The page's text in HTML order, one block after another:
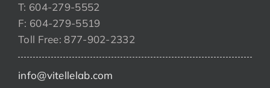
T: 604-279-5552
F: 604-279-5519
Toll Free: 877-902-2332
info@vitellelab.com